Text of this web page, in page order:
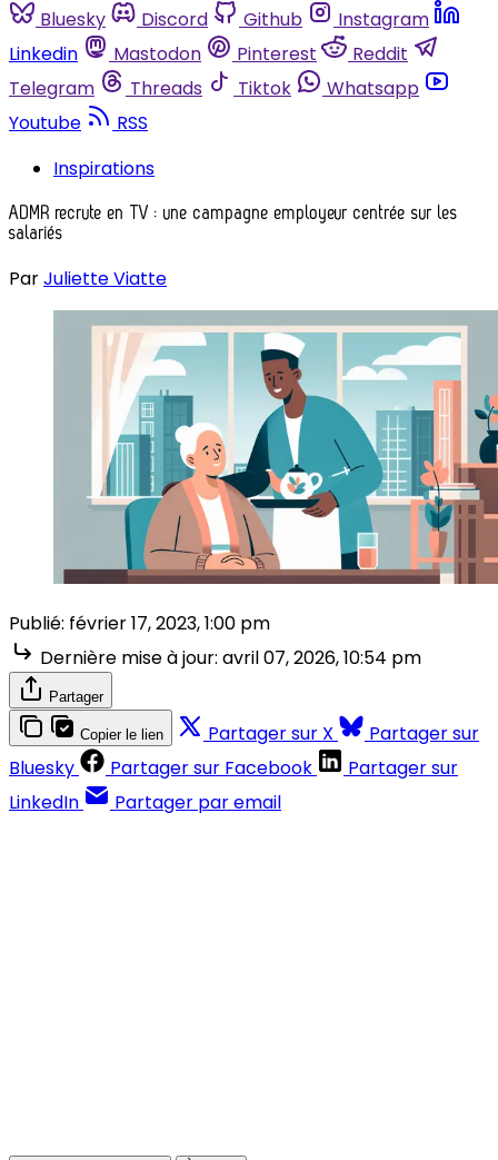
Bluesky
Discord Github
Instagram
Linkedin
Mastodon Pinterest
Reddit
Telegram
Threads Tiktok
Whatsapp
Youtube
RSS
Inspirations
ADMR recrute en TV : une campagne employeur centrée sur les
salariés
ParJuliette Viatte
Publié: février 17, 2023, 1:00 pm
Dernière mise à jour: avril 07, 2026, 10:54 pm
Partager
Copier le lien Partager sur X
Partager sur
Bluesky
Partager sur Facebook
Partager sur
LinkedIn
Partager par email